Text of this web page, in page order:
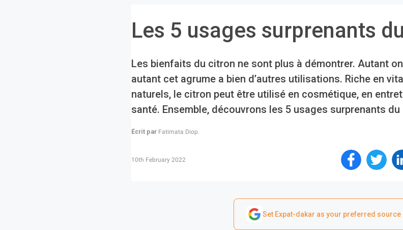
Les 5 usages surprenants
Les bienfaits du citron ne sont plus à démontrer. Autant
autant cet agrume a bien d’autres utilisations. Riche en
naturels, le citron peut être utilisé en cosmétique, en
santé. Ensemble, découvrons les 5 usages surprenants
Écrit parFatimata Diop.
10th February 2022
Set Expat-dakar as your preferred source